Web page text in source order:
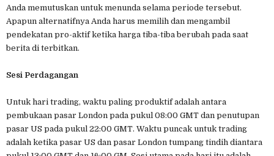
Anda memutuskan untuk menunda selama periode tersebut.
Apapun alternatifnya Anda harus memilih dan mengambil
pendekatan pro-aktif ketika harga tiba-tiba berubah pada saat
berita di terbitkan.
Sesi Perdagangan
Untuk hari trading, waktu paling produktif adalah antara
pembukaan pasar London pada pukul 08:00 GMT dan penutupan
pasar US pada pukul 22:00 GMT. Waktu puncak untuk trading
adalah ketika pasar US dan pasar London tumpang tindih diantara